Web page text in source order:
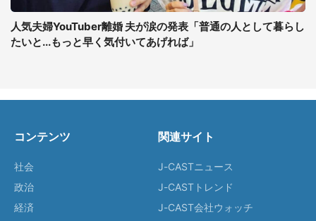
人気夫婦YouTuber離婚 夫が涙の発表「普通の人として暮らし
たいと...もっと早く気付いてあげれば」
コンテンツ
社会
政治
経済
関連サイト
J-CASTニュース
J-CASTトレンド
J-CAST会社ウォッチ